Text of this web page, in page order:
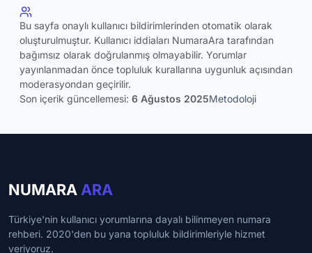
Bu sayfa onaylı kullanıcı bildirimlerinden otomatik olarak
oluşturulmuştur. Kullanıcı iddiaları NumaraAra tarafından
bağımsız olarak doğrulanmış olmayabilir. Yorumlar
yayınlanmadan önce topluluk kurallarına uygunluk açısından
moderasyondan geçirilir.
Son içerik güncellemesi: 6 Ağustos 2025Metodoloji
NUMARA ARA
Türkiye'nin kullanıcı yorumlarına dayalı bilinmeyen numara
rehberi. 2020'den bu yana topluluk bildirimleriyle hizmet
veriyoruz.